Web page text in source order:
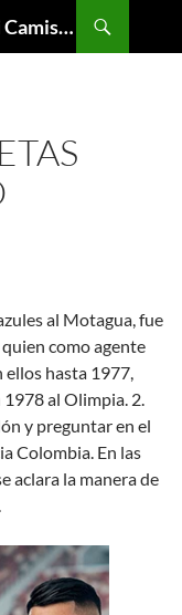
Chandal de Chelsea 2024 2025 | Mi Camiseta Futbol
al Motagua, fue
como agente
ellos hasta 1977,
al Olimpia. 2.
y preguntar en el
Colombia. En las
aclara la manera de